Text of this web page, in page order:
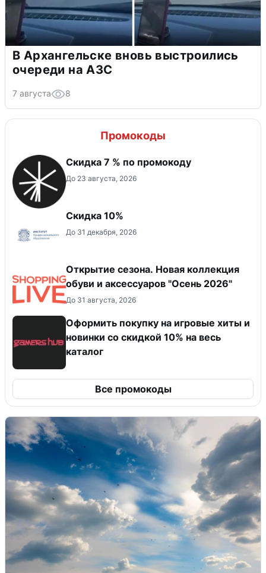
В Архангельске вновь выстроились
очереди на АЗС
7 августа 8
Промокоды
Скидка 7 % по промокоду
До 23 августа, 2026
Скидка 10%
До 31 декабря, 2026
Открытие сезона. Новая коллекция
обуви и аксессуаров "Осень 2026"
До 31 августа, 2026
Оформить покупку на игровые хиты и
новинки со скидкой 10% на весь
каталог
Все промокоды